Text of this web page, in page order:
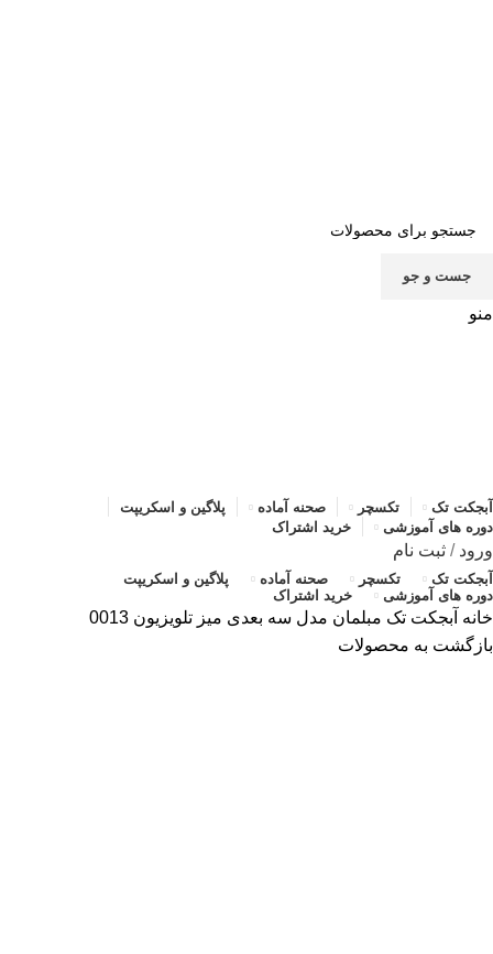
جست و جو
منو
آبجکت تک تکسچر صحنه آماده
پلاگین و اسکریپت
دوره های آموزشی
خرید اشتراک
ورود / ثبت نام
آبجکت تک تکسچر صحنه آماده
پلاگین و اسکریپت
دوره های آموزشی
خرید اشتراک
خانه آبجکت تک مبلمان مدل سه بعدی میز تلویزیون 0013
بازگشت به محصولات